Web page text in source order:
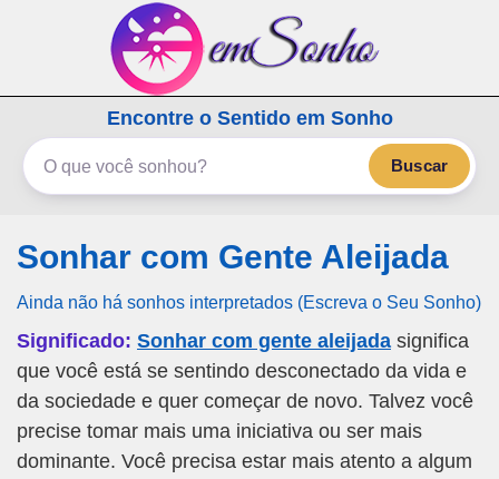
emSonho.com
Os sonhos significam mais
Encontre o Sentido em Sonho
Buscar
Sonhar com Gente Aleijada
Ainda não há sonhos interpretados (Escreva o Seu Sonho)
Significado: Sonhar com gente aleijada significa
que você está se sentindo desconectado da vida e
da sociedade e quer começar de novo. Talvez você
precise tomar mais uma iniciativa ou ser mais
dominante. Você precisa estar mais atento a algum